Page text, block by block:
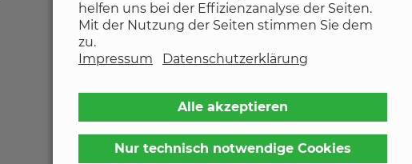
helfen uns bei der Effizienzanalyse der Seiten.
Mit der Nutzung der Seiten stimmen Sie dem
zu.
Impressum
Datenschutzerklärung
Alle akzeptieren
Nur technisch notwendige Cookies
Download Werkstoffdatenblätter 60 Shore A:
Krevosol ® 3357 HT (PDF)
Krevosol ® 3073 (PDF)
Krevosol ® 8151 (PDF)
Krevosol ® 9977 (PDF)